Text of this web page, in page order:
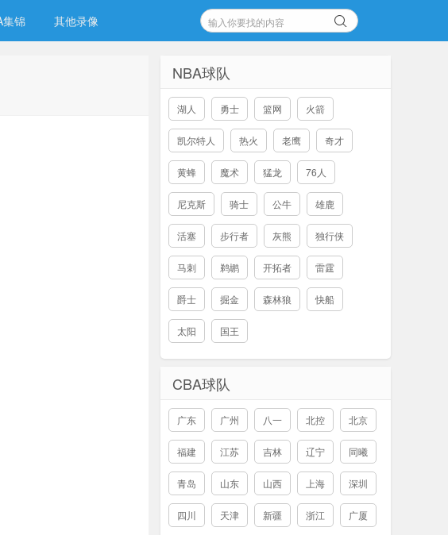
集锦 其他录像
NBA球队
湖人 勇士 篮网 火箭
凯尔特人 热火 老鹰 奇才
黄蜂 魔术 猛龙 76人
尼克斯 骑士 公牛 雄鹿
活塞 步行者 灰熊 独行侠
马刺 鹈鹕 开拓者 雷霆
爵士 掘金 森林狼 快船
太阳 国王
CBA球队
广东 广州 八一 北控 北京
福建 江苏 吉林 辽宁 同曦
青岛 山东 山西 上海 深圳
四川 天津 新疆 浙江 广厦